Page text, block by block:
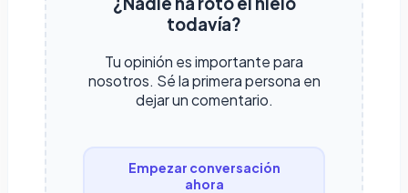
todavía?
Tu opinión es importante para
nosotros. Sé la primera persona en
dejar un comentario.
Empezar conversación
ahora